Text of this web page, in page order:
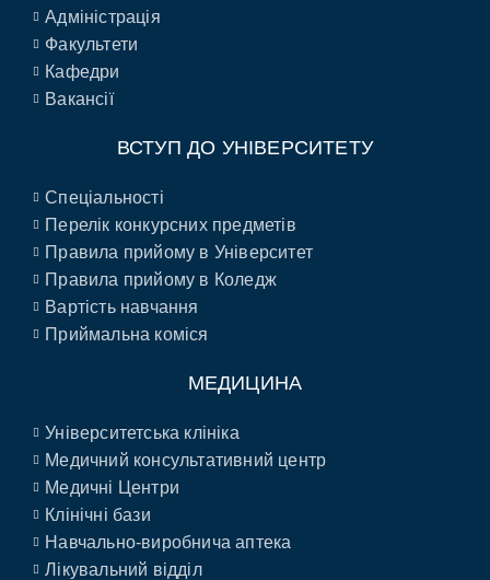
Адміністрація
Факультети
Кафедри
Вакансії
ВСТУП ДО УНІВЕРСИТЕТУ
Спеціальності
Перелік конкурсних предметів
Правила прийому в Університет
Правила прийому в Коледж
Вартість навчання
Приймальна коміся
МЕДИЦИНА
Університетська клініка
Медичний консультативний центр
Медичні Центри
Клінічні бази
Навчально-виробнича аптека
Лікувальний відділ